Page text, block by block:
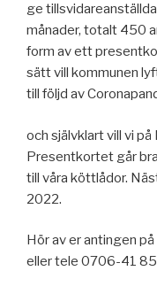
ge
månader, totalt 450
form av ett
sätt vill kommunen
till följd av
och självklart vill vi
Presentkortet går
till våra köttlådor.
2022.
Hör av er antingen på
eller tele 0706-41